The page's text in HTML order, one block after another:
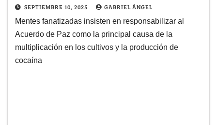
SEPTIEMBRE 10, 2025 GABRIEL ÁNGEL
Mentes fanatizadas insisten en responsabilizar al
Acuerdo de Paz como la principal causa de la
multiplicación en los cultivos y la producción de
cocaína